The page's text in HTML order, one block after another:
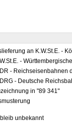
an K.W.St.E. -
-
- Reichseisenbahnen
- Deutsche
in "89 341"
unbekannt